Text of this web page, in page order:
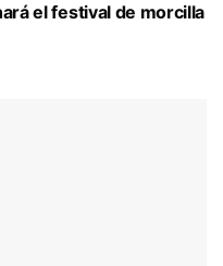
el festival de morcilla